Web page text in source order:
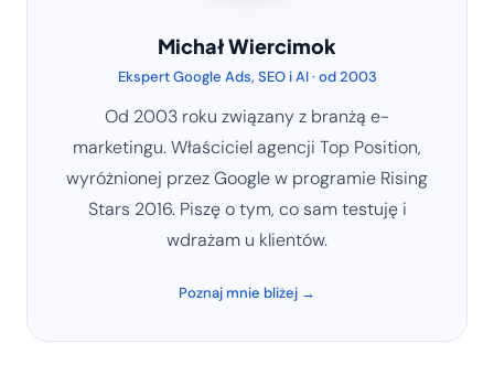
Michał Wiercimok
Ekspert Google Ads, SEO i AI · od 2003
Od 2003 roku związany z branżą e-
marketingu. Właściciel agencji Top Position,
wyróżnionej przez Google w programie Rising
Stars 2016. Piszę o tym, co sam testuję i
wdrażam u klientów.
Poznaj mnie bliżej →